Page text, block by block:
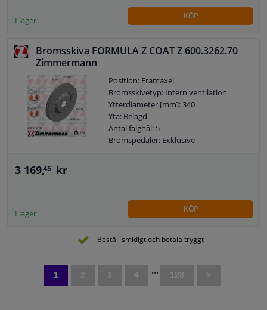
I lager KÖP
Bromsskiva FORMULA Z COAT Z 600.3262.70
Zimmermann
Position: Framaxel
Bromsskivetyp: Intern ventilation
Ytterdiameter [mm]: 340
Yta: Belagd
Antal fälghål: 5
Bromspedaler: Exklusive
3 169,45 kr
I lager KÖP
Beställ smidigt och betala tryggt
1 2 3 4 ... 128 >